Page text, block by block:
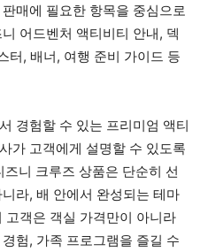
매에 필요한 항목을 중심으로
어드벤처 액티비티 안내, 덱
터, 배너, 여행 준비 가이드 등
경험할 수 있는 프리미엄 액티
가 고객에게 설명할 수 있도록
니 크루즈 상품은 단순히 선
라, 배 안에서 완성되는 테마
고객은 객실 가격만이 아니라
험, 가족 프로그램을 즐길 수